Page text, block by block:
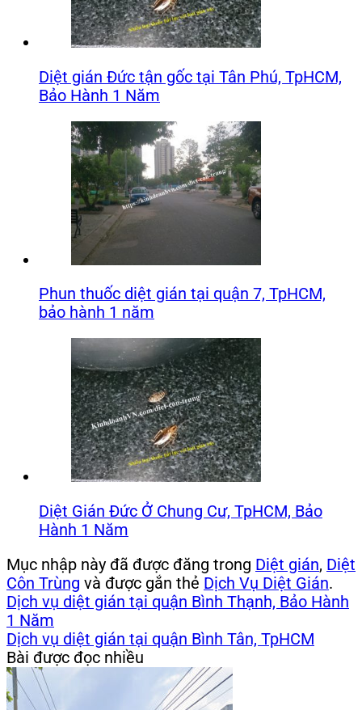
Diệt gián Đức tận gốc tại Tân Phú, TpHCM,
Bảo Hành 1 Năm
Phun thuốc diệt gián tại quận 7, TpHCM,
bảo hành 1 năm
Diệt Gián Đức Ở Chung Cư, TpHCM, Bảo
Hành 1 Năm
Mục nhập này đã được đăng trong Diệt gián, Diệt
Côn Trùng và được gắn thẻ Dịch Vụ Diệt Gián.
Dịch vụ diệt gián tại quận Bình Thạnh, Bảo Hành
1 Năm
Dịch vụ diệt gián tại quận Bình Tân, TpHCM
Bài được đọc nhiều